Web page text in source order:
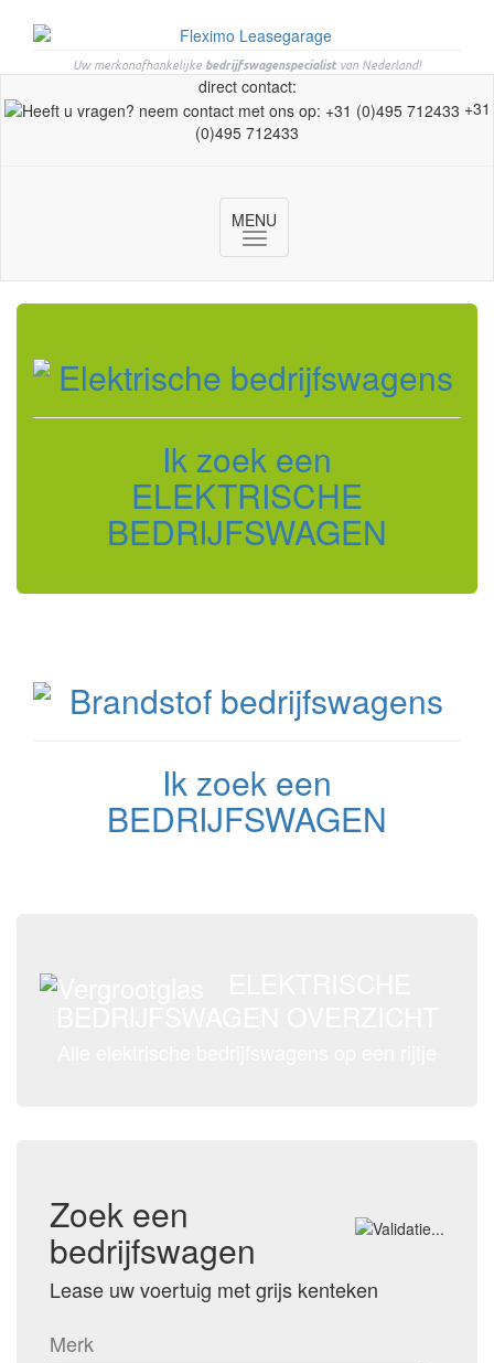
Uw merkonafhankelijke bedrijfswagenspecialistvan Nederland!
direct contact:
+31
(0)495 712433
MENU
Toggle
navigation
Ik zoek een
ELEKTRISCHE
BEDRIJFSWAGEN
Ik zoek een
BEDRIJFSWAGEN
Zoek een
bedrijfswagen
Lease uw voertuig met grijs kenteken
Merk